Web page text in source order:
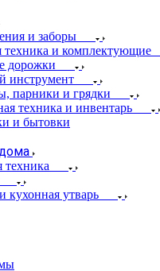
и заборы
техника и комплектующие
дорожки
инструмент
парники и грядки
техника и инвентарь
и бытовки
техника
кухонная утварь